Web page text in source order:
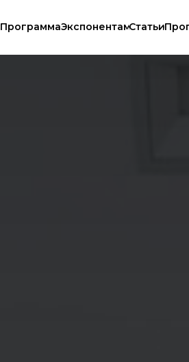
ПрограммаЭкспонентамСтатьи